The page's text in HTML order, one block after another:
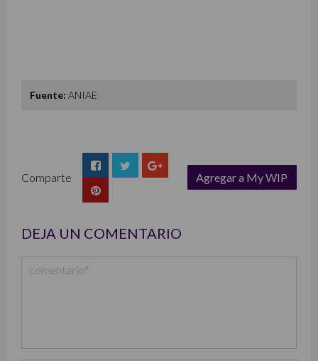
Fuente: ANIAE
Comparte
Agregar a My WIP
DEJA UN COMENTARIO